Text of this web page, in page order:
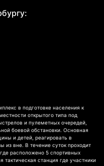
в подготовке населения к
открытого типа под
и пулеметных очередей,
боевой обстановки. Основная
и детей, реагировать в
из вне. В течение суток проходит
расположено 5 спортивных
станция где участники